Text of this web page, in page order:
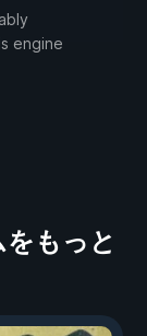
engine
もっと